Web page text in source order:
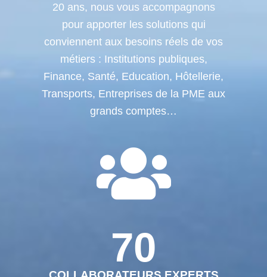
20 ans, nous vous accompagnons
pour apporter les solutions qui
conviennent aux besoins réels de vos
métiers : Institutions publiques,
Finance, Santé, Education, Hôtellerie,
Transports, Entreprises de la PME aux
grands comptes…
70